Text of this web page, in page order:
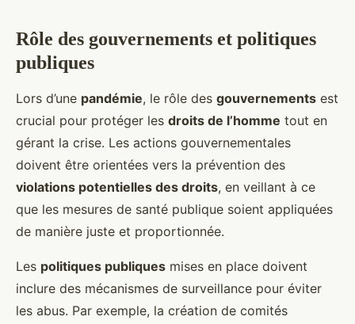
Rôle des gouvernements et politiques
publiques
Lors d’une pandémie, le rôle des gouvernements est
crucial pour protéger les droits de l’homme tout en
gérant la crise. Les actions gouvernementales
doivent être orientées vers la prévention des
violations potentielles des droits, en veillant à ce
que les mesures de santé publique soient appliquées
de manière juste et proportionnée.
Les politiques publiques mises en place doivent
inclure des mécanismes de surveillance pour éviter
les abus. Par exemple, la création de comités